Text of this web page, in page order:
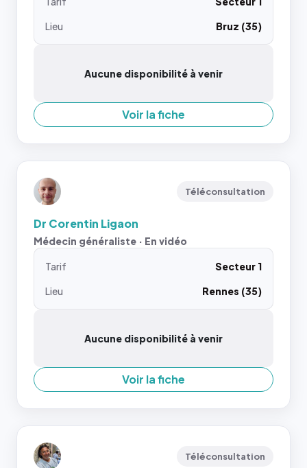
Lieu
Bruz (35)
Aucune disponibilité à venir
Voir la fiche
Téléconsultation
Dr Corentin Ligaon
Médecin généraliste · En vidéo
Tarif
Secteur 1
Lieu
Rennes (35)
Aucune disponibilité à venir
Voir la fiche
Téléconsultation